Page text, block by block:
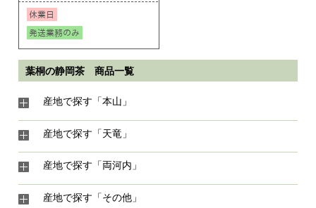
葉桐の静岡茶 商品一覧
産地で探す「本山」
産地で探す「天竜」
産地で探す「両河内」
産地で探す「その他」